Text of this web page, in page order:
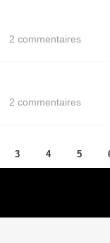
2 commentaires
2 commentaires
3 4 5